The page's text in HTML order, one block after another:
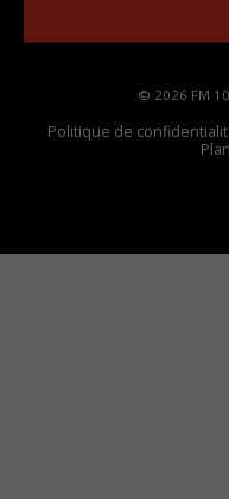
© 2026 FM
Politique de